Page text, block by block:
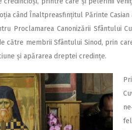
când Înaltpreasfințitul Părinte
Proclamarea Canonizării Sfântului
membrii Sfântului Sinod, prin
și apărarea dreptei credințe.